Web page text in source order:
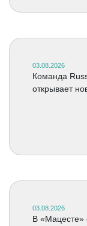
03.08.2026
Команда
открывает
03.08.2026
В «Мацесте»